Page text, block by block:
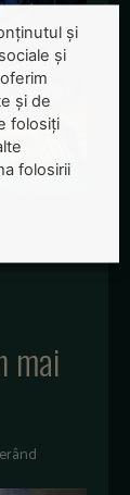
mai
și
și
și de
folosiți
folosirii